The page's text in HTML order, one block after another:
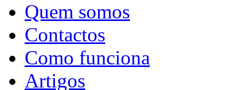
Quem somos
Contactos
Como funciona
Artigos